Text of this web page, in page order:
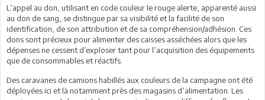
L’appel au don, utilisant en code couleur le rouge alerte, apparenté aussi
au don de sang, se distingue par sa visibilité et la facilité de son
identification, de son attribution et de sa compréhension/adhésion. Ces
dons sont précieux pour alimenter des caisses asséchées alors que les
dépenses ne cessent d’exploser tant pour l’acquisition des équipements
que de consommables et réactifs.
Des caravanes de camions habillés aux couleurs de la campagne ont été
déployées ici et là notamment près des magasins d’alimentation. Les